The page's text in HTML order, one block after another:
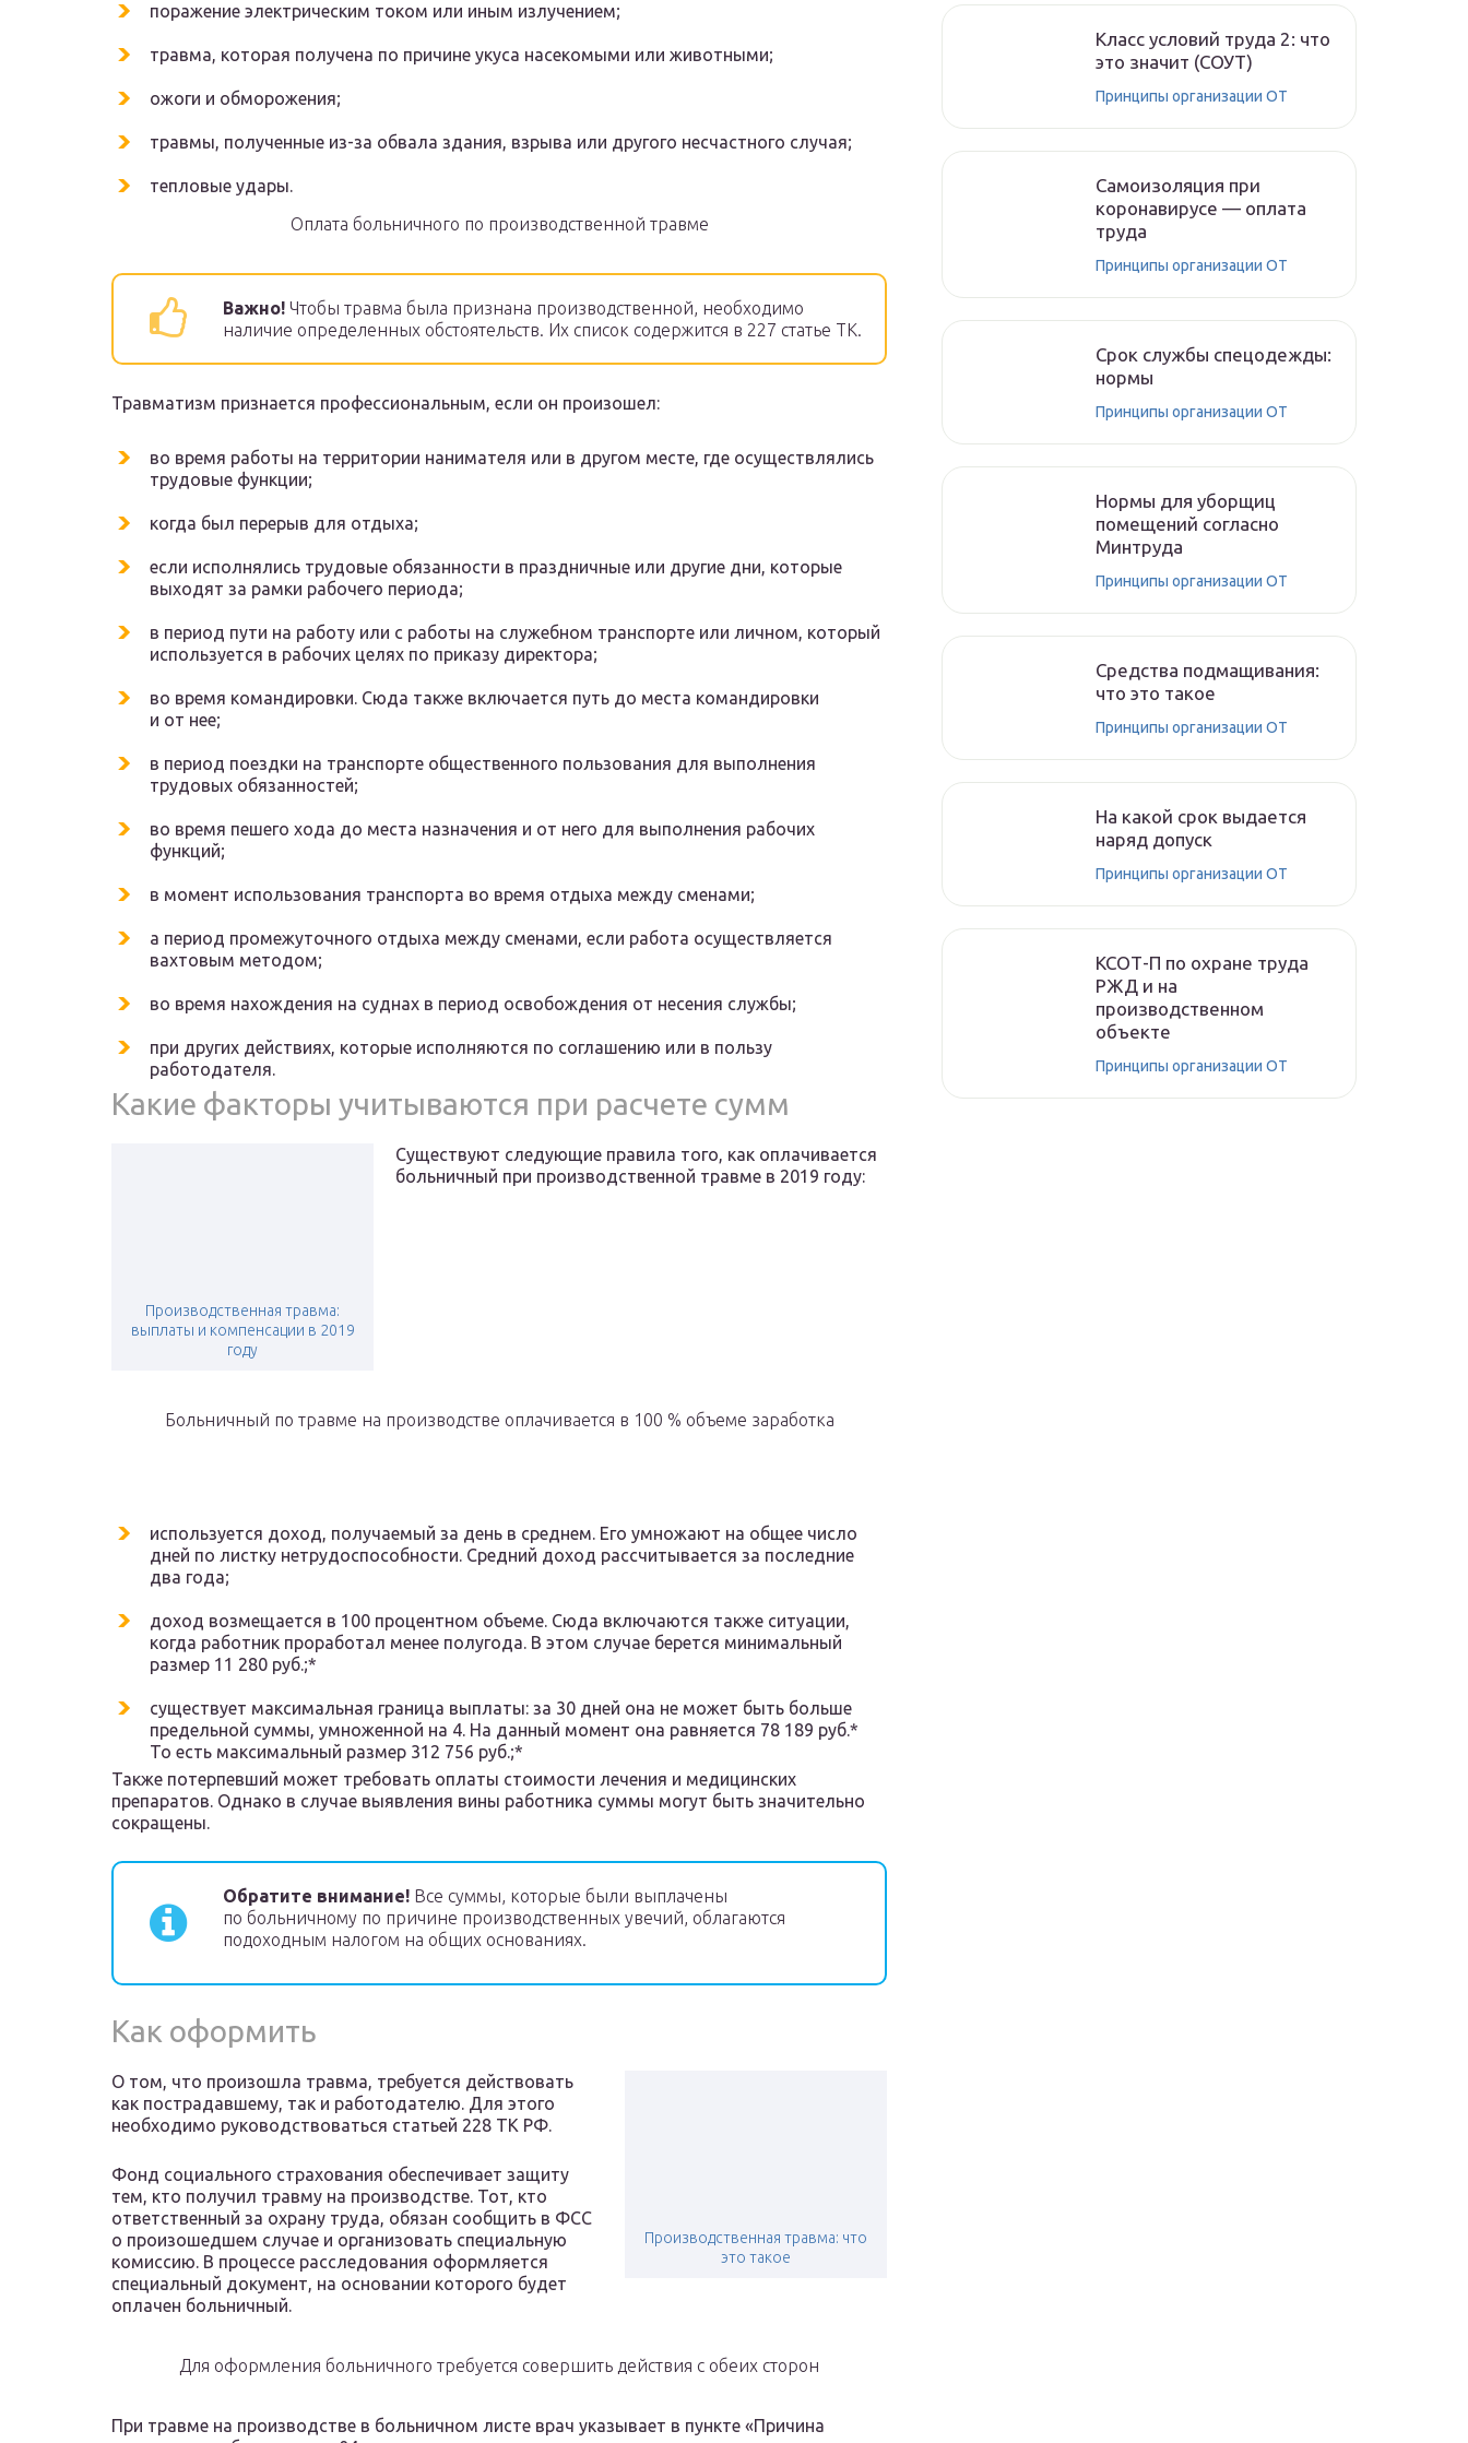
поражение электрическим током или иным излучением;
травма, которая получена по причине укуса насекомыми или животными;
ожоги и обморожения;
травмы, полученные из-за обвала здания, взрыва или другого несчастного случая;
тепловые удары.
Оплата больничного по производственной травме
Важно! Чтобы травма была признана производственной, необходимо
наличие определенных обстоятельств. Их список содержится в 227 статье ТК.
Травматизм признается профессиональным, если он произошел:
во время работы на территории нанимателя или в другом месте, где осуществлялись
трудовые функции;
когда был перерыв для отдыха;
если исполнялись трудовые обязанности в праздничные или другие дни, которые
выходят за рамки рабочего периода;
в период пути на работу или с работы на служебном транспорте или личном, который
используется в рабочих целях по приказу директора;
во время командировки. Сюда также включается путь до места командировки
и от нее;
в период поездки на транспорте общественного пользования для выполнения
трудовых обязанностей;
во время пешего хода до места назначения и от него для выполнения рабочих
функций;
в момент использования транспорта во время отдыха между сменами;
а период промежуточного отдыха между сменами, если работа осуществляется
вахтовым методом;
во время нахождения на суднах в период освобождения от несения службы;
при других действиях, которые исполняются по соглашению или в пользу
работодателя.
Какие факторы учитываются при расчете сумм
Производственная травма:
выплаты и компенсации в 2019
году
Существуют следующие правила того, как оплачивается
больничный при производственной травме в 2019 году:
Больничный по травме на производстве оплачивается в 100 % объеме заработка
используется доход, получаемый за день в среднем. Его умножают на общее число
дней по листку нетрудоспособности. Средний доход рассчитывается за последние
два года;
доход возмещается в 100 процентном объеме. Сюда включаются также ситуации,
когда работник проработал менее полугода. В этом случае берется минимальный
размер 11 280 руб.;*
существует максимальная граница выплаты: за 30 дней она не может быть больше
предельной суммы, умноженной на 4. На данный момент она равняется 78 189 руб.*
То есть максимальный размер 312 756 руб.;*
Также потерпевший может требовать оплаты стоимости лечения и медицинских
препаратов. Однако в случае выявления вины работника суммы могут быть значительно
сокращены.
Обратите внимание! Все суммы, которые были выплачены
по больничному по причине производственных увечий, облагаются
подоходным налогом на общих основаниях.
Как оформить
Производственная травма: что
это такое
О том, что произошла травма, требуется действовать
как пострадавшему, так и работодателю. Для этого
необходимо руководствоваться статьей 228 ТК РФ.
Фонд социального страхования обеспечивает защиту
тем, кто получил травму на производстве. Тот, кто
ответственный за охрану труда, обязан сообщить в ФСС
о произошедшем случае и организовать специальную
комиссию. В процессе расследования оформляется
специальный документ, на основании которого будет
оплачен больничный.
Для оформления больничного требуется совершить действия с обеих сторон
При травме на производстве в больничном листе врач указывает в пункте «Причина
Класс условий труда 2: что
это значит (СОУТ)
Принципы организации ОТ
Самоизоляция при
коронавирусе — оплата
труда
Принципы организации ОТ
Срок службы спецодежды:
нормы
Принципы организации ОТ
Нормы для уборщиц
помещений согласно
Минтруда
Принципы организации ОТ
Средства подмащивания:
что это такое
Принципы организации ОТ
На какой срок выдается
наряд допуск
Принципы организации ОТ
КСОТ-П по охране труда
РЖД и на
производственном
объекте
Принципы организации ОТ